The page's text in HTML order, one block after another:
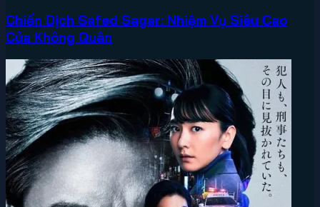
Chiến Dịch Safed Sagar: Nhiệm Vụ Siêu Cao
Của Không Quân